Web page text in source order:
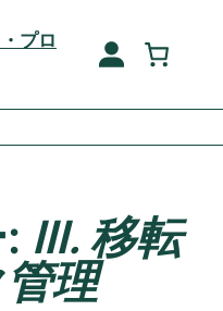
プロ
III. 移転
理